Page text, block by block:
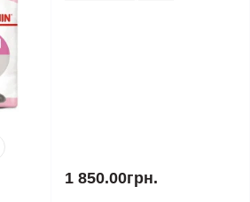
1 850.00грн.